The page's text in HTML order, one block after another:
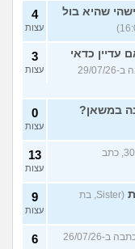
שהיא בול
4
עצות
עדיין כדאי
(אסראא, בת 18, כתבה ב-29/07/26
3
עצות
במשאן? 0
עצות
(אלירן, בן 30, כתב
13
עצות
(Sister, בת
9
עצות
(נערה, בת 16, כתבה ב-26/07/26
6